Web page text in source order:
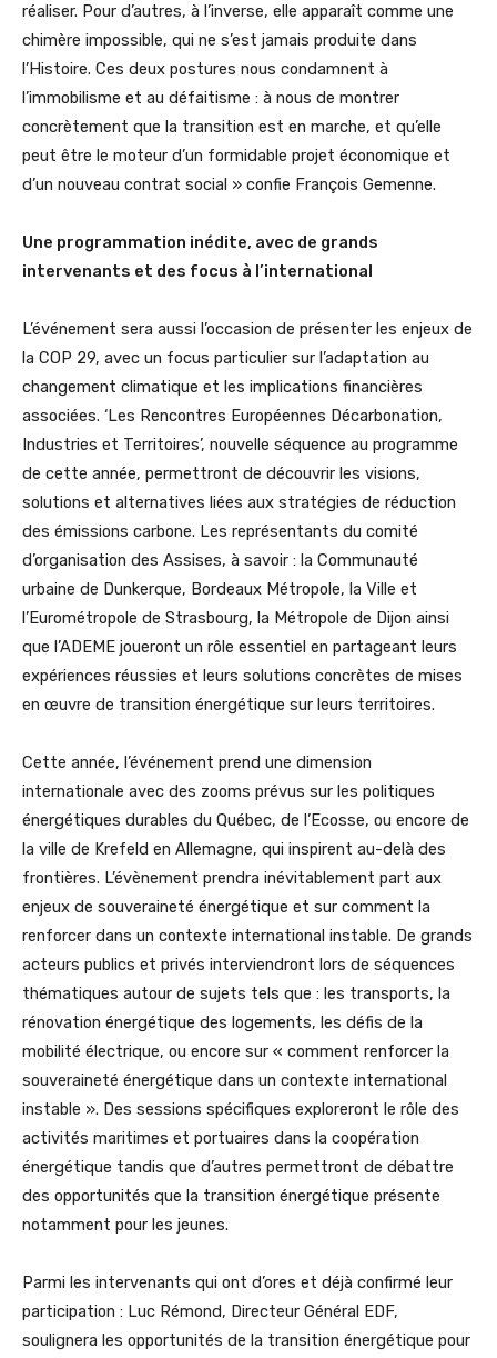
réaliser. Pour d’autres, à l’inverse, elle apparaît comme une
chimère impossible, qui ne s’est jamais produite dans
l’Histoire. Ces deux postures nous condamnent à
l’immobilisme et au défaitisme : à nous de montrer
concrètement que la transition est en marche, et qu’elle
peut être le moteur d’un formidable projet économique et
d’un nouveau contrat social » confie François Gemenne.
Une programmation inédite, avec de grands
intervenants et des focus à l’international
L’événement sera aussi l’occasion de présenter les enjeux de
la COP 29, avec un focus particulier sur l’adaptation au
changement climatique et les implications financières
associées. ‘Les Rencontres Européennes Décarbonation,
Industries et Territoires’, nouvelle séquence au programme
de cette année, permettront de découvrir les visions,
solutions et alternatives liées aux stratégies de réduction
des émissions carbone. Les représentants du comité
d’organisation des Assises, à savoir : la Communauté
urbaine de Dunkerque, Bordeaux Métropole, la Ville et
l’Eurométropole de Strasbourg, la Métropole de Dijon ainsi
que l’ADEME joueront un rôle essentiel en partageant leurs
expériences réussies et leurs solutions concrètes de mises
en œuvre de transition énergétique sur leurs territoires.
Cette année, l’événement prend une dimension
internationale avec des zooms prévus sur les politiques
énergétiques durables du Québec, de l’Ecosse, ou encore de
la ville de Krefeld en Allemagne, qui inspirent au-delà des
frontières. L’évènement prendra inévitablement part aux
enjeux de souveraineté énergétique et sur comment la
renforcer dans un contexte international instable. De grands
acteurs publics et privés interviendront lors de séquences
thématiques autour de sujets tels que : les transports, la
rénovation énergétique des logements, les défis de la
mobilité électrique, ou encore sur « comment renforcer la
souveraineté énergétique dans un contexte international
instable ». Des sessions spécifiques exploreront le rôle des
activités maritimes et portuaires dans la coopération
énergétique tandis que d’autres permettront de débattre
des opportunités que la transition énergétique présente
notamment pour les jeunes.
Parmi les intervenants qui ont d’ores et déjà confirmé leur
participation : Luc Rémond, Directeur Général EDF,
soulignera les opportunités de la transition énergétique pour